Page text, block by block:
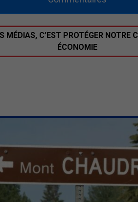
MÉDIAS, C’EST PROTÉGER NOTRE
ÉCONOMIE